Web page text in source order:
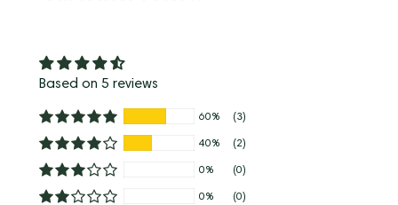
Based on 5 reviews
60%
(3)
40%
(2)
0%
(0)
0%
(0)